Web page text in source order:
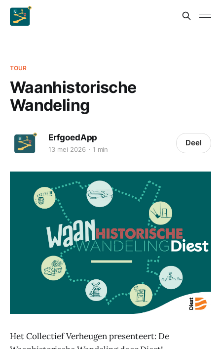
TOUR
Waanhistorische
Wandeling
ErfgoedApp
13 mei 2026 1 min
Deel
Het Collectief Verheugen presenteert: De